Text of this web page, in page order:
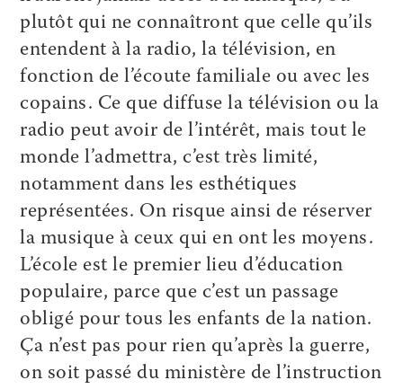
plutôt qui ne connaîtront que celle qu’ils
entendent à la radio, la télévision, en
fonction de l’écoute familiale ou avec les
copains. Ce que diffuse la télévision ou la
radio peut avoir de l’intérêt, mais tout le
monde l’admettra, c’est très limité,
notamment dans les esthétiques
représentées. On risque ainsi de réserver
la musique à ceux qui en ont les moyens.
L’école est le premier lieu d’éducation
populaire, parce que c’est un passage
obligé pour tous les enfants de la nation.
Ça n’est pas pour rien qu’après la guerre,
on soit passé du ministère de l’instruction